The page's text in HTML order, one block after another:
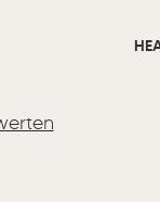
von 0